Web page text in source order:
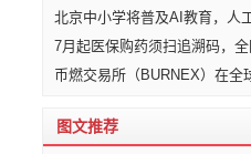
北京中小学将普及AI教育，人
7月起医保购药须扫追溯码，
币燃交易所（BURNEX）在全
图文推荐